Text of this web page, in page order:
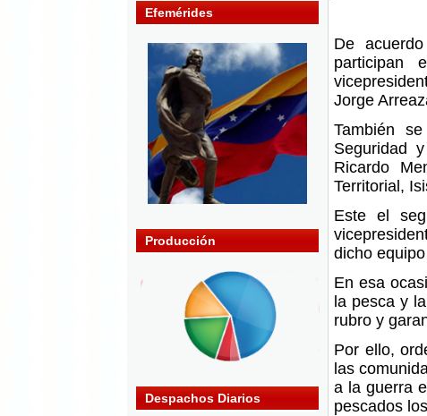
Efemérides
Producción
Despachos Diarios
De
participan
Jorge
También
Seguridad
Ricardo
Territorial,
Este el
dicho
En esa
la pesca y
rubro y
Por ello,
las
a la guerra
pescados